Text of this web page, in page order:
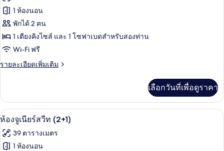
ทั้งหมด
ของ
ห้อง
จู
เนียร์
1 ห้องนอน
พักได้ 2 คน
1 เตียงคิงไซส์ และ 1 โซฟาเบดสำหรับสองท่าน
Wi-Fi ฟรี
รายละเอียดเพิ่มเติม
ราย
เกี่ยว
กับ
ห้อง
เนียร์
สวี
เลือกวันที่เพื่อดูราคา
เปิด
ภาพถ่าย
ทั้งหมด
มินิบาร์, ตู้นิรภัยในห้องพัก, โต๊ะทำงา
10
ห้องจูเนียร์สวีท (2+1)
39 ตารางเมตร
1 ห้องนอน